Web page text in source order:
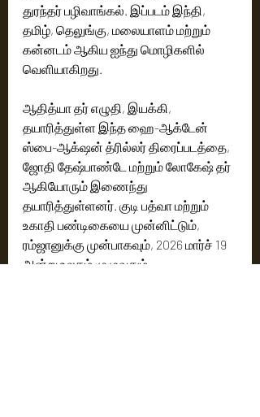
துரந்தர் பழிவாங்கல். இப்படம் இந்தி,
தமிழ், தெலுங்கு, மலையாளம் மற்றும்
கன்னடம் ஆகிய ஐந்து மொழிகளில்
வெளியாகிறது.
ஆதித்யா தர் எழுதி, இயக்கி,
தயாரித்துள்ள இந்த ஹை-ஆக்டேன்
ஸ்பை-ஆக்‌ஷன் த்ரில்லர் திரைப்படத்தை,
ஜோதி தேஷ்பாண்டே மற்றும் லோகேஷ் தர்
ஆகியோரும் இணைந்து
தயாரித்துள்ளனர். குடி பத்வா மற்றும்
உகாதி பண்டிகையை முன்னிட்டும்,
ரம்ஜானுக்கு முன்பாகவும், 2026 மார்ச் 19
அன்று உலகம் முழுவதும்